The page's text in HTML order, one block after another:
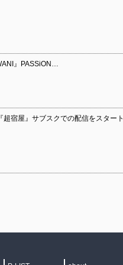
』PASSiON…
超宿屋』サブスクでの配信をスタート